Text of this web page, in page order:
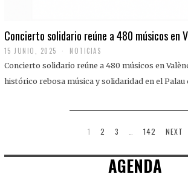
Concierto solidario reúne a 480 músicos en
15 JUNIO, 2025 NOTICIAS
Concierto solidario reúne a 480 músicos en
histórico rebosa música y solidaridad en el Palau
1 2 3 142 NEXT
AGENDA